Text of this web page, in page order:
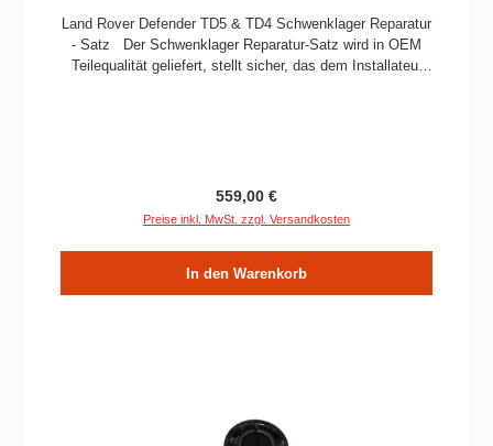
Land Rover Defender TD5 & TD4 Schwenklager Reparatur
- Satz Der Schwenklager Reparatur-Satz wird in OEM
Teilequalität geliefert, stellt sicher, das dem Installateur
SimmeringePatteDistanzscheibenOEM Schwenkachse
oberen (ohne ABS)Schwenkgehäuse Fließfett Beutel
Regulärer Preis:
559,00 €
Preise inkl. MwSt. zzgl. Versandkosten
In den Warenkorb